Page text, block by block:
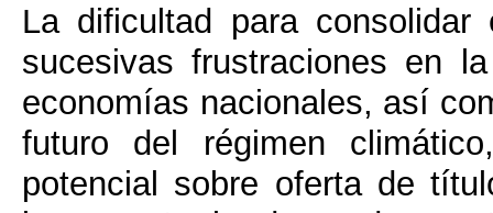
La dificultad para consolidar
sucesivas frustraciones en
economías nacionales, así
futuro del régimen
potencial sobre oferta de